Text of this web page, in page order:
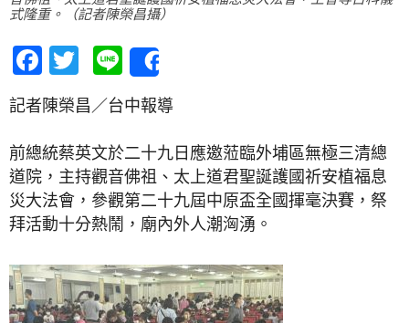
式隆重。（記者陳榮昌攝）
Facebook
Twitter
Line
記者陳榮昌／台中報導
前總統蔡英文於二十九日應邀蒞臨外埔區無極三清總
道院，主持觀音佛祖、太上道君聖誕護國祈安植福息
災大法會，參觀第二十九屆中原盃全國揮毫決賽，祭
拜活動十分熱鬧，廟內外人潮洶湧。